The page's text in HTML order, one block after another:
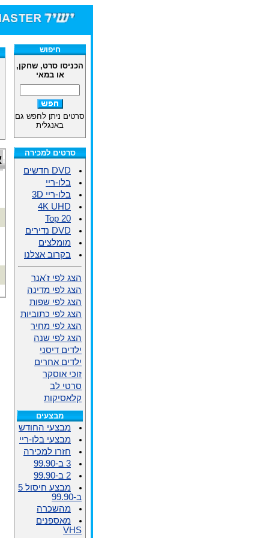
חיפוש
הכניסו סרט, שחקן,
או במאי
סרטים ניתן לחפש גם
באנגלית
סרטים למכירה
DVD חדשים
בלו-ריי
בלו-ריי 3D
4K UHD
Top 20
DVD נדירים
מומלצים
בקרוב אצלנו
הצג לפי ז'אנר
הצג לפי מדינה
הצג לפי שפות
הצג לפי כתוביות
הצג לפי מחיר
הצג לפי שנה
ילדים דיסני
ילדים אחרים
זוכי אוסקר
סרטי לב
קלאסיקות
מבצעים
מבצעי החודש
מבצעי בלו-ריי
חזרו למכירה
3 ב-99.90
2 ב-99.90
מבצע חיסול 5
ב-99.90
מהשכרה
מאספנים
VHS